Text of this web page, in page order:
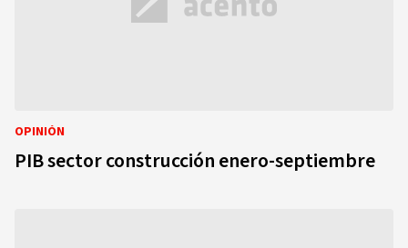
OPINIÓN
PIB sector construcción enero-septiembre